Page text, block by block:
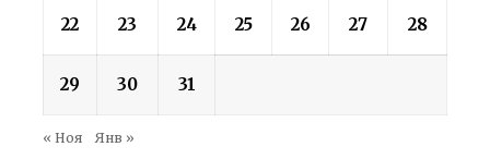
22 23 24 25 26 27 28
29 30 31
« Ноя Янв »